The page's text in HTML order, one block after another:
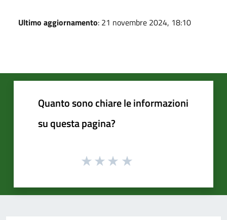
Ultimo aggiornamento: 21 novembre 2024, 18:10
Quanto sono chiare le informazioni
su questa pagina?